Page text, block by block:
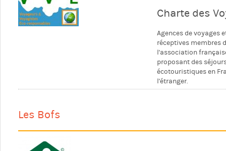
Charte des
Agences de voyages
réceptives membres
l'association
proposant des
écotouristiques en
l'étranger.
Les Bofs